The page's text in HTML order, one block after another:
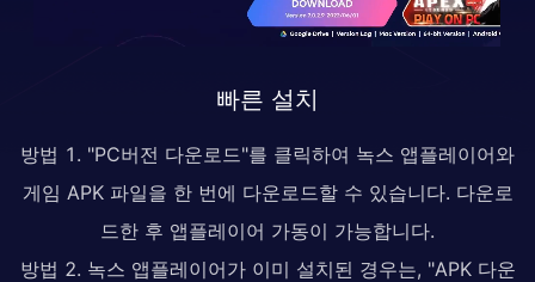
빠른 설치
방법 1. "PC버전 다운로드"를 클릭하여 녹스 앱플레이어와
게임 APK 파일을 한 번에 다운로드할 수 있습니다. 다운로
드한 후 앱플레이어 가동이 가능합니다.
방법 2. 녹스 앱플레이어가 이미 설치된 경우는, "APK 다운